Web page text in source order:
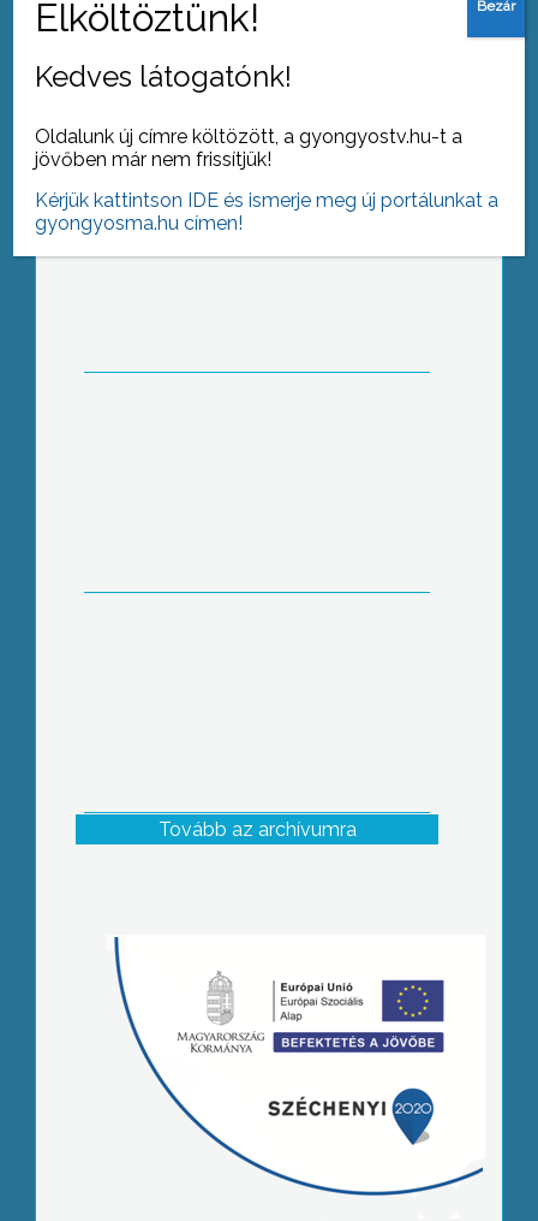
Nincsenek pozícióharcok – Fodor
Gábor elnökválasztás után
Tovább az archívumra
Kedves látogatónk!
Oldalunk új címre költözött, a gyongyostv.hu-t a
jövőben már nem frissítjük!
Kérjük kattintson IDE és ismerje meg új portálunkat a
gyongyosma.hu címen!